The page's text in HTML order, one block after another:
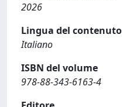
2026
Lingua del contenuto
Italiano
ISBN del volume
978-88-343-6163-4